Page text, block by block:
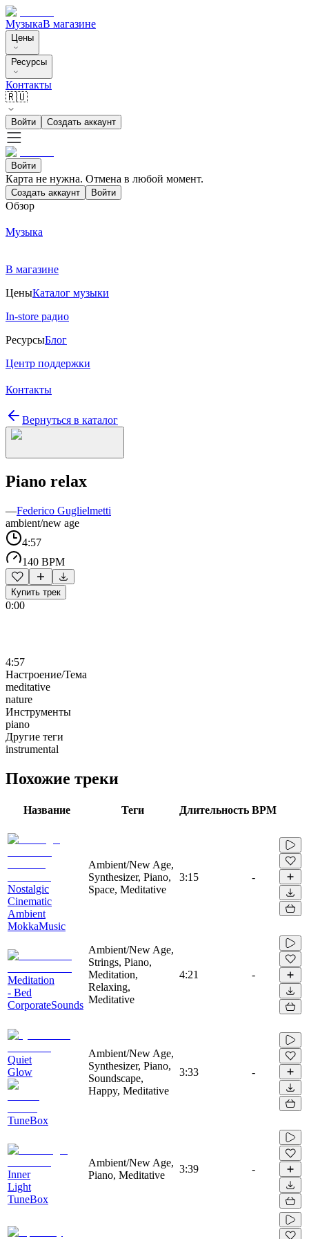
МузыкаВ магазине
Цены
Ресурсы
Контакты
🇷🇺
Войти Создать аккаунт
Войти
Карта не нужна. Отмена в любой момент.
Создать аккаунт Войти
Обзор
Музыка
В магазине
ЦеныКаталог музыки
In-store радио
РесурсыБлог
Центр поддержки
Контакты
Вернуться в каталог
Piano relax
—Federico Guglielmetti
ambient/new age
4:57
140 BPM
Купить трек
0:00
4:57
Настроение/Тема
meditative
nature
Инструменты
piano
Другие теги
instrumental
Похожие треки
Название Теги Длительность BPM
Nostalgic
Cinematic
Ambient
MokkaMusic
Ambient/New Age,
Synthesizer, Piano,
Space, Meditative
3:15 -
Meditation
- Bed
CorporateSounds
Ambient/New Age,
Strings, Piano,
Meditation,
Relaxing,
Meditative
4:21 -
Quiet
Glow
TuneBox
Ambient/New Age,
Synthesizer, Piano,
Soundscape,
Happy, Meditative
3:33 -
Inner
Light
TuneBox
Ambient/New Age,
Piano, Meditative
3:39 -